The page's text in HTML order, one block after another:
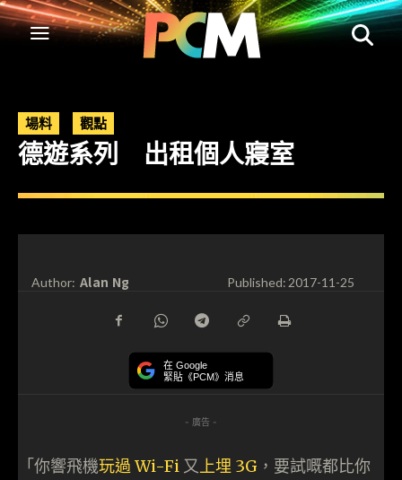
場料 觀點
德遊系列 出租個人寢室
Author: Alan Ng Published:2017-11-25
在 Google
緊貼《PCM》消息
- 廣告 -
「你響飛機玩過 Wi-Fi 又上埋 3G ，要試嘅都比你